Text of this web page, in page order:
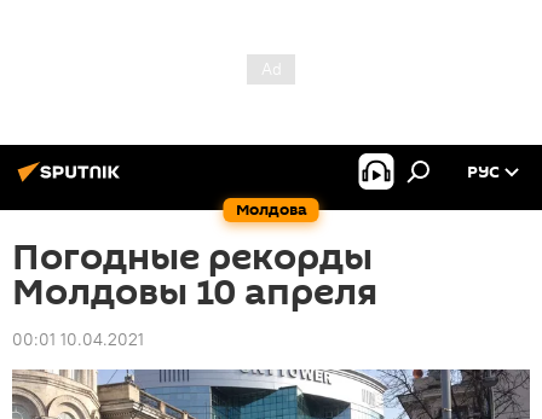
Молдова
РУС
Погодные рекорды
Молдовы 10 апреля
00:01 10.04.2021